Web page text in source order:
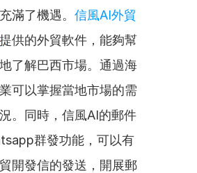
滿了機遇。 信風AI外貿
提供的外貿軟件，能夠幫
了解巴西市場。通過海
可以掌握當地市場的需
。同時，信風AI的郵件
群發功能，可以有
開發信的發送，開展郵